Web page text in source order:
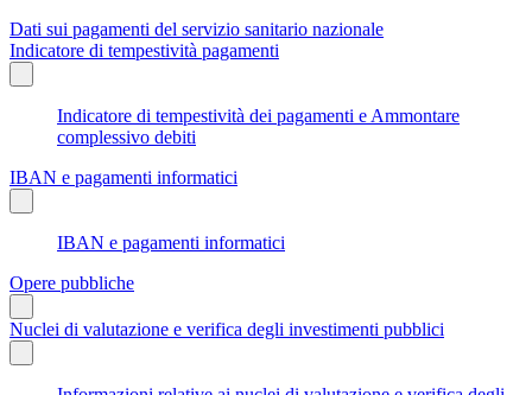
Dati sui pagamenti del servizio sanitario nazionale
Indicatore di tempestività pagamenti
Indicatore di tempestività dei pagamenti e Ammontare
complessivo debiti
IBAN e pagamenti informatici
IBAN e pagamenti informatici
Opere pubbliche
Nuclei di valutazione e verifica degli investimenti pubblici